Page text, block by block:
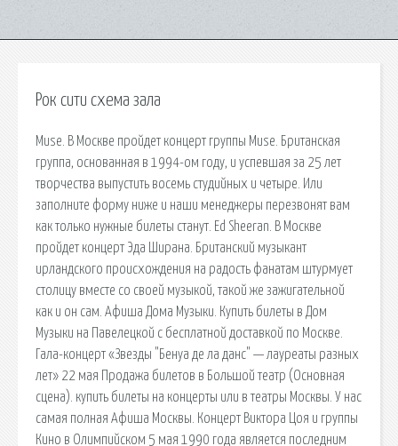
Рок сити схема зала
Muse. В Москве пройдет концерт группы Muse. Британская
группа, основанная в 1994-ом году, и успевшая за 25 лет
творчества выпустить восемь студийных и четыре. Или
заполните форму ниже и наши менеджеры перезвонят вам
как только нужные билеты станут. Ed Sheeran. В Москве
пройдет концерт Эда Ширана. Британский музыкант
ирландского происхождения на радость фанатам штурмует
столицу вместе со своей музыкой, такой же зажигательной
как и он сам. Афиша Дома Музыки. Купить билеты в Дом
Музыки на Павелецкой с бесплатной доставкой по Москве.
Гала-концерт «Звезды "Бенуа де ла данс" — лауреаты разных
лет» 22 мая Продажа билетов в Большой театр (Основная
сцена). купить билеты на концерты или в театры Москвы. У нас
самая полная Афиша Москвы. Концерт Виктора Цоя и группы
Кино в Олимпийском 5 мая 1990 года является последним